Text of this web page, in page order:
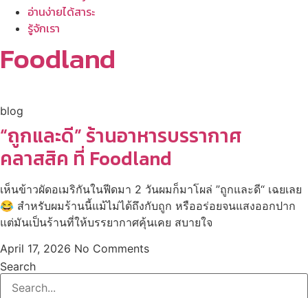
อ่านง่ายได้สาระ
รู้จักเรา
Foodland
blog
“ถูกและดี” ร้านอาหารบรรากาศ
คลาสสิค ที่ Foodland
เห็นข้าวผัดอเมริกันในฟีดมา 2 วันผมก็มาโผล่ ”ถูกและดี“ เฉยเลย
😂 สำหรับผมร้านนี้แม้ไม่ได้ถึงกับถูก หรืออร่อยจนแสงออกปาก
แต่มันเป็นร้านที่ให้บรรยากาศคุ้นเคย สบายใจ
April 17, 2026 No Comments
Search